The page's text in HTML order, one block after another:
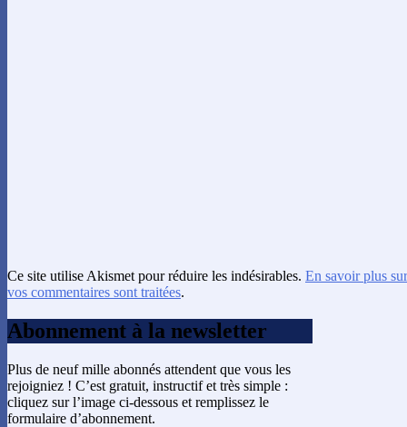
Ce site utilise Akismet pour réduire les indésirables. En savoir plus
vos commentaires sont traitées.
Abonnement à la newsletter
Plus de neuf mille abonnés attendent que vous les
rejoigniez ! C’est gratuit, instructif et très simple :
cliquez sur l’image ci-dessous et remplissez le
formulaire d’abonnement.